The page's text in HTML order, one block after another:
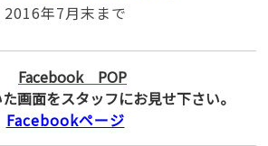
2016年7月末まで
画面をスタッフにお見せ下さい。
Facebookページ